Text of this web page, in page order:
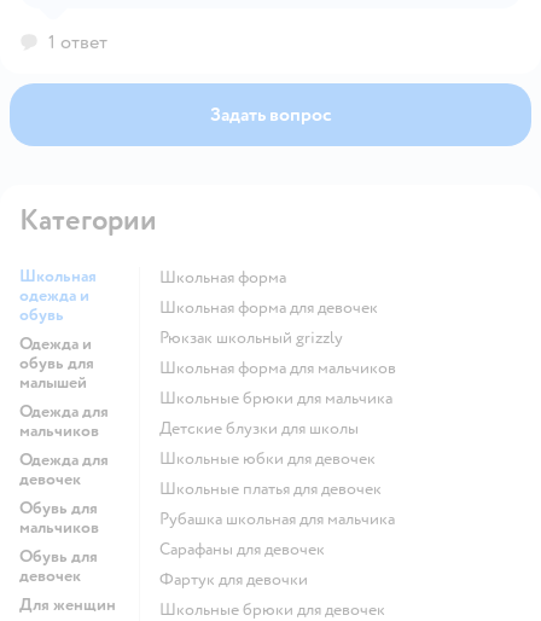
запрещен. Обмен возможен в течении 30 дней на тех
1 ответ
Задать вопрос
Категории
Школьная
одежда и
обувь
Одежда и
обувь для
малышей
Одежда для
мальчиков
Одежда для
девочек
Обувь для
мальчиков
Обувь для
девочек
Для женщин
Школьная форма
Школьная форма для девочек
Рюкзак школьный grizzly
Школьная форма для мальчиков
Школьные брюки для мальчика
Детские блузки для школы
Школьные юбки для девочек
Школьные платья для девочек
Рубашка школьная для мальчика
Сарафаны для девочек
Фартук для девочки
Школьные брюки для девочек